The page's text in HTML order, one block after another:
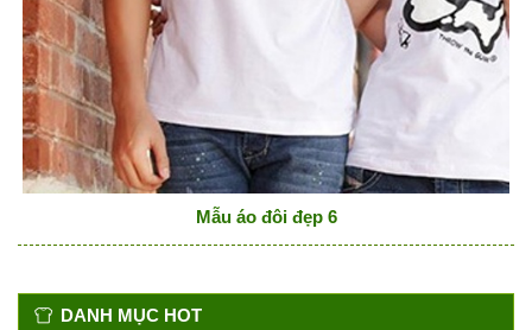
Mẫu áo đôi đẹp 6
DANH MỤC HOT